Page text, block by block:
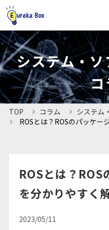
システム・
コ
HOME
ユーリカボックスとは
TOP コラム
システム
ROSとは？ROSのパッケー
ROSとは？ROS
を分かりやすく
2023/05/11